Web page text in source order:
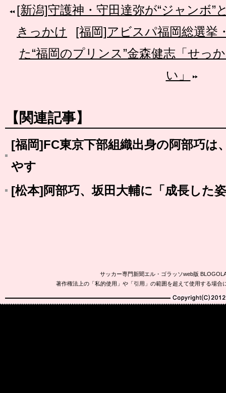
[新潟]守護神・守田達弥が“ジャンボ”
きっかけ
[福岡]アビスパ福岡総選挙
た“福岡のプリンス”金森健志「せっ
い」
【関連記事】
[福岡]FC東京下部組織出身の阿部巧は
やす
[松本]阿部巧、坂田大輔に「成長した
サッカー専門新聞エル・ゴラッソweb版
著作権法上の「私的使用」や「引用」の範囲を超えて使用する場
Copyright(C)2010-